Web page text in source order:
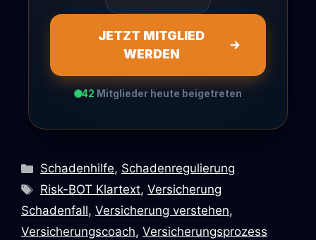
JETZT MITGLIED
WERDEN
42 Mitglieder heute beigetreten
Kategorien
Schadenhilfe, Schadenregulierung
Schlagwörter
Risk-BOT Klartext,Versicherung
Schadenfall, Versicherung verstehen,
Versicherungscoach, Versicherungsprozess